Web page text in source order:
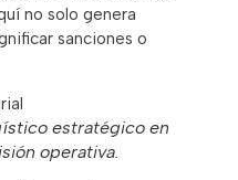
no solo genera
sanciones o
estratégico en
operativa.